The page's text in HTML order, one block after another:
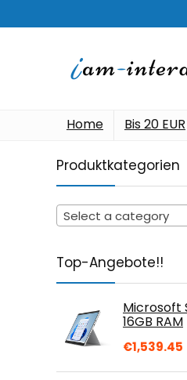
Home Bis 20 EUR
Produktkategorien
Select a category
Top-Angebote!!
Microsoft
16GB RAM
€1,539.45